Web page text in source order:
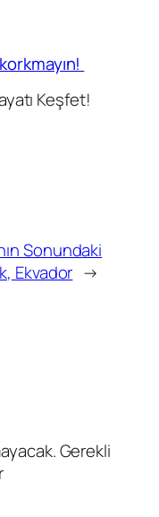
Keşfet!
Sonundaki
Ekvador →
Gerekli